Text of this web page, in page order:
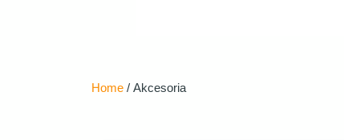
Home / Akcesoria